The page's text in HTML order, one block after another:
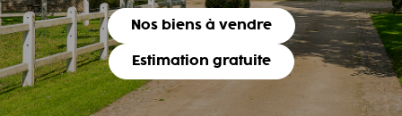
Nos biens à vendre
Estimation gratuite